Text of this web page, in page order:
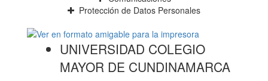
Protección de Datos Personales
UNIVERSIDAD COLEGIO
MAYOR DE CUNDINAMARCA